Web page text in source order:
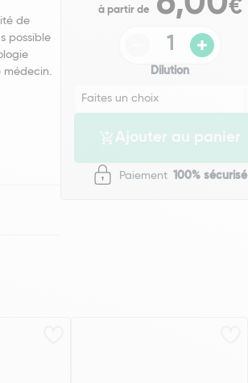
de
possible
médecin.
à partir de €
Dilution
Ajouter au panier
Paiement 100% sécurisé